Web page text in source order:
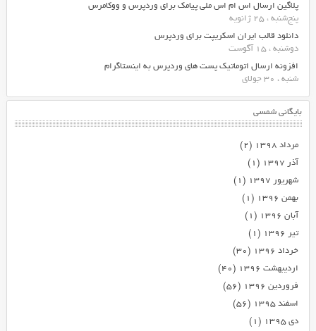
پلاگین ارسال اس ام اس ملی پیامک برای وردپرس و ووکامرس
پنج‌شنبه ، 25 ژانویه
دانلود قالب ایران اسکریپت برای وردپرس
دوشنبه ، 15 آگوست
افزونه ارسال اتوماتیک پست های وردپرس به اینستاگرام
شنبه ، 30 جولای
بایگانی شمسی
مرداد ۱۳۹۸
(۲)
آذر ۱۳۹۷
(۱)
شهریور ۱۳۹۷
(۱)
بهمن ۱۳۹۶
(۱)
آبان ۱۳۹۶
(۱)
تیر ۱۳۹۶
(۱)
خرداد ۱۳۹۶
(۳۰)
اردیبهشت ۱۳۹۶
(۴۰)
فروردین ۱۳۹۶
(۵۶)
اسفند ۱۳۹۵
(۵۶)
دی ۱۳۹۵
(۱)